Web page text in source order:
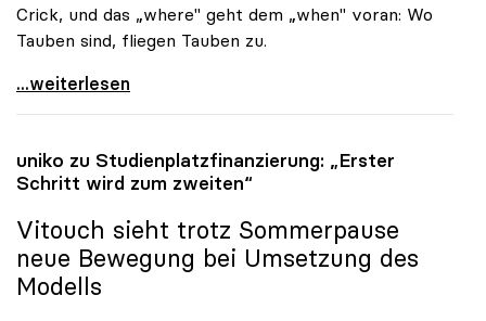
Crick, und das „where" geht dem „when" voran: Wo
Tauben sind, fliegen Tauben zu.
Vitouch: „Bilder malen, nicht Gemäldegalerien
...weiterlesen
uniko zu Studienplatzfinanzierung: „Erster
Schritt wird zum zweiten“
Vitouch sieht trotz Sommerpause
neue Bewegung bei Umsetzung des
Modells